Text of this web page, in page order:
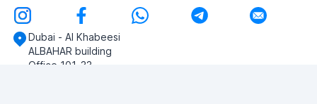
Dubai - Al Khabeesi
ALBAHAR building
Office 101-33